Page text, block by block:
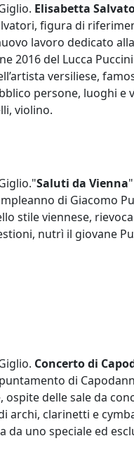
Elisabetta
figura di
lavoro dedicato
2016 del Lucca
versiliese,
persone, luoghi e
violino.
Saluti da Vienna"
di Giacomo
stile viennese,
nutrì il giovane
Concerto di
di
ospite delle sale da
archi, clarinetti e
da uno speciale ed